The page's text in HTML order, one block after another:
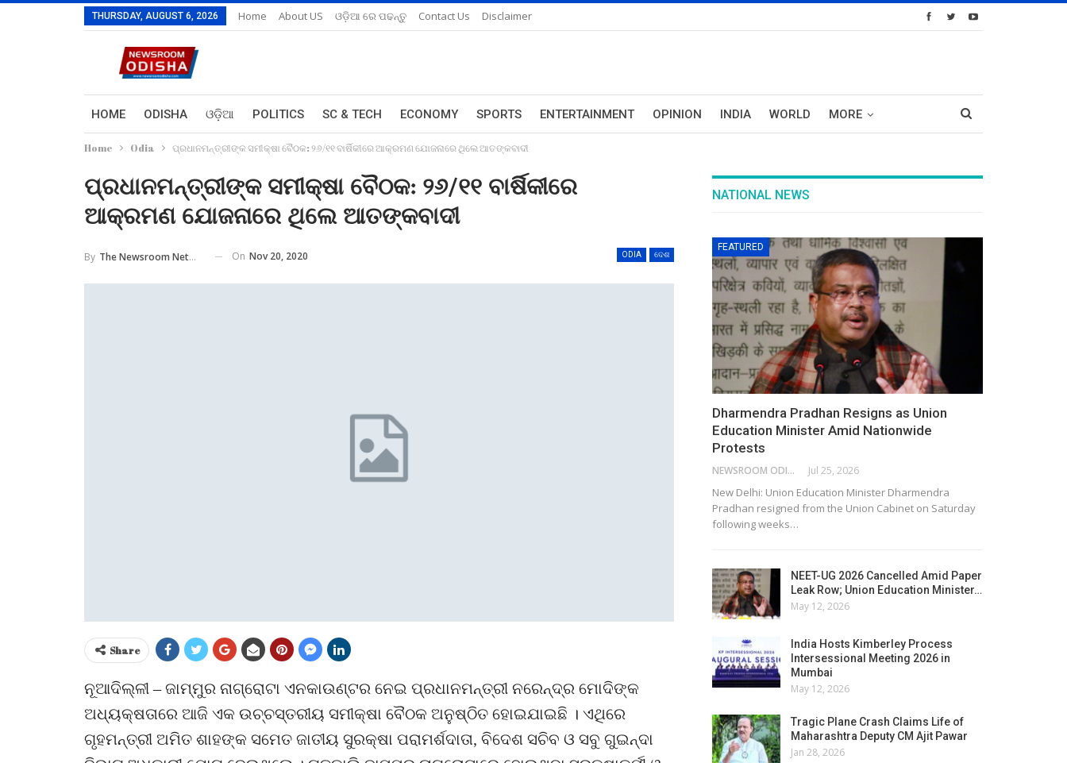
THURSDAY, AUGUST 6, 2026 Home About US ଓଡ଼ିଆ ରେ ପଢନ୍ତୁ Contact Us Disclaimer
HOME ODISHA ଓଡ଼ିଆ POLITICS SC & TECH ECONOMY SPORTS ENTERTAINMENT OPINION INDIA WORLD MORE
Home Odia ପ୍ରଧାନମନ୍ତ୍ରୀଙ୍କ ସମୀକ୍ଷା ବୈଠକ: ୨୬/୧୧ ବାର୍ଷିକୀରେ ଆକ୍ରମଣ ଯୋଜନାରେ ଥିଲେ ଆତଙ୍କବାଦୀ
ପ୍ରଧାନମନ୍ତ୍ରୀଙ୍କ ସମୀକ୍ଷା ବୈଠକ: ୨୬/୧୧ ବାର୍ଷିକୀରେ
ଆକ୍ରମଣ ଯୋଜନାରେ ଥିଲେ ଆତଙ୍କବାଦୀ
ODIA ଦେଶ
By The Newsroom Network On Nov 20, 2020
Share
ନୂଆଦିଲ୍ଳୀ – ଜାମ୍ମୁର ନାଗ୍ରୋଟା ଏନକାଉଣ୍ଟର ନେଇ ପ୍ରଧାନମନ୍ତ୍ରୀ ନରେନ୍ଦ୍ର ମୋଦିଙ୍କ
ଅଧ୍ୟକ୍ଷତାରେ ଆଜି ଏକ ଉଚ୍ଚସ୍ତରୀୟ ସମୀକ୍ଷା ବୈଠକ ଅନୁଷ୍ଠିତ ହୋଇଯାଇଛି । ଏଥିରେ
ଗୃହମନ୍ତ୍ରୀ ଅମିତ ଶାହଙ୍କ ସମେତ ଜାତୀୟ ସୁରକ୍ଷା ପରାମର୍ଶଦାତା, ବିଦେଶ ସଚିବ ଓ ସବୁ ଗୁଇନ୍ଦା
NATIONAL NEWS
FEATURED
Dharmendra Pradhan Resigns as Union
Education Minister Amid Nationwide
Protests
NEWSROOM ODISHA NETWORK Jul 25, 2026
New Delhi: Union Education Minister Dharmendra
Pradhan resigned from the Union Cabinet on Saturday
following weeks…
NEET-UG 2026 Cancelled Amid Paper
Leak Row; Union Education Minister…
May 12, 2026
India Hosts Kimberley Process
Intersessional Meeting 2026 in
Mumbai
May 12, 2026
Tragic Plane Crash Claims Life of
Maharashtra Deputy CM Ajit Pawar
Jan 28, 2026